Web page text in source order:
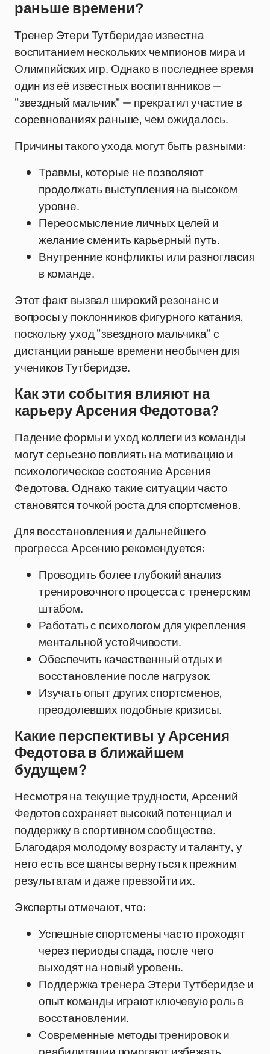
раньше времени?
Тренер Этери Тутберидзе известна
воспитанием нескольких чемпионов мира и
Олимпийских игр. Однако в последнее время
один из её известных воспитанников —
"звездный мальчик" — прекратил участие в
соревнованиях раньше, чем ожидалось.
Причины такого ухода могут быть разными:
Травмы, которые не позволяют
продолжать выступления на высоком
уровне.
Переосмысление личных целей и
желание сменить карьерный путь.
Внутренние конфликты или разногласия
в команде.
Этот факт вызвал широкий резонанс и
вопросы у поклонников фигурного катания,
поскольку уход "звездного мальчика" с
дистанции раньше времени необычен для
учеников Тутберидзе.
Как эти события влияют на
карьеру Арсения Федотова?
Падение формы и уход коллеги из команды
могут серьезно повлиять на мотивацию и
психологическое состояние Арсения
Федотова. Однако такие ситуации часто
становятся точкой роста для спортсменов.
Для восстановления и дальнейшего
прогресса Арсению рекомендуется:
Проводить более глубокий анализ
тренировочного процесса с тренерским
штабом.
Работать с психологом для укрепления
ментальной устойчивости.
Обеспечить качественный отдых и
восстановление после нагрузок.
Изучать опыт других спортсменов,
преодолевших подобные кризисы.
Какие перспективы у Арсения
Федотова в ближайшем
будущем?
Несмотря на текущие трудности, Арсений
Федотов сохраняет высокий потенциал и
поддержку в спортивном сообществе.
Благодаря молодому возрасту и таланту, у
него есть все шансы вернуться к прежним
результатам и даже превзойти их.
Эксперты отмечают, что:
Успешные спортсмены часто проходят
через периоды спада, после чего
выходят на новый уровень.
Поддержка тренера Этери Тутберидзе и
опыт команды играют ключевую роль в
восстановлении.
Современные методы тренировок и